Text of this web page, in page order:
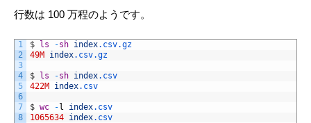
行数は 100 万程のようです。
1
2
3
4
5
6
7
8
$ ls -sh index.csv.gz
49M index.csv.gz
$ ls -sh index.csv
422M index.csv
$ wc -l index.csv
1065634 index.csv